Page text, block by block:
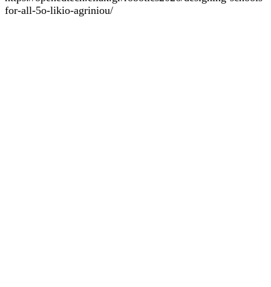
for-all-5o-likio-agriniou/